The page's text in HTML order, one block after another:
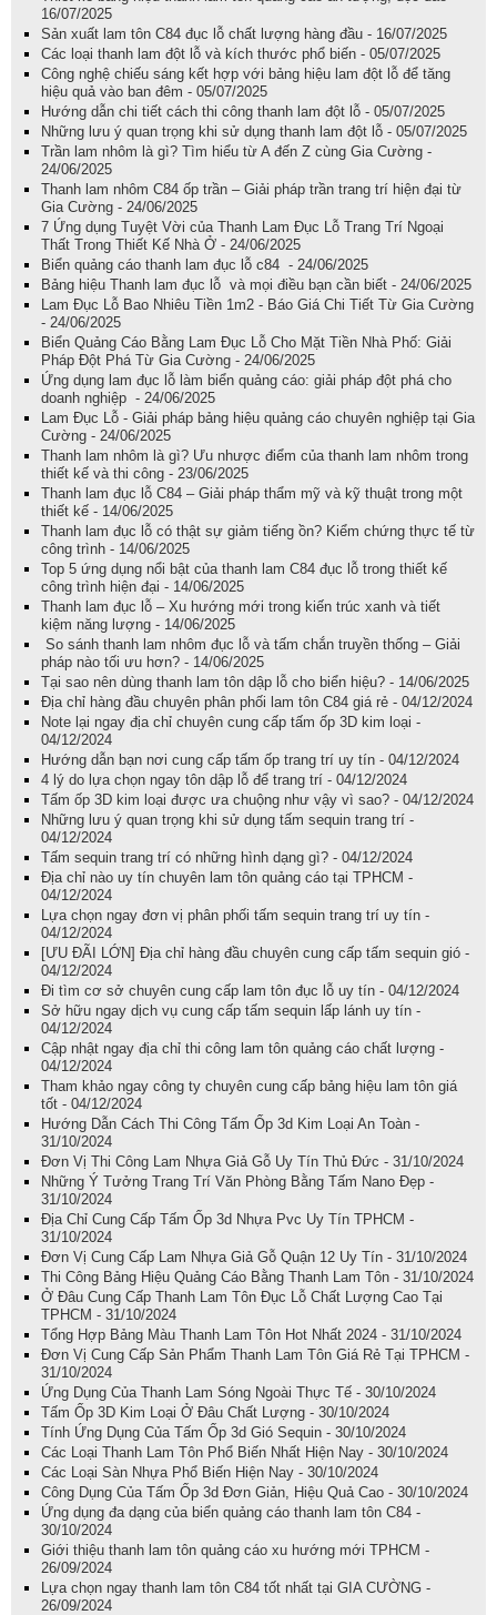
16/07/2025
Sản xuất lam tôn C84 đục lỗ chất lượng hàng đầu - 16/07/2025
Các loại thanh lam đột lỗ và kích thước phổ biến - 05/07/2025
Công nghệ chiếu sáng kết hợp với bảng hiệu lam đột lỗ để tăng
hiệu quả vào ban đêm - 05/07/2025
Hướng dẫn chi tiết cách thi công thanh lam đột lỗ - 05/07/2025
Những lưu ý quan trọng khi sử dụng thanh lam đột lỗ - 05/07/2025
Trần lam nhôm là gì? Tìm hiểu từ A đến Z cùng Gia Cường -
24/06/2025
Thanh lam nhôm C84 ốp trần – Giải pháp trần trang trí hiện đại từ
Gia Cường - 24/06/2025
7 Ứng dụng Tuyệt Vời của Thanh Lam Đục Lỗ Trang Trí Ngoại
Thất Trong Thiết Kế Nhà Ở - 24/06/2025
Biển quảng cáo thanh lam đục lỗ c84 - 24/06/2025
Bảng hiệu Thanh lam đục lỗ và mọi điều bạn cần biết - 24/06/2025
Lam Đục Lỗ Bao Nhiêu Tiền 1m2 - Báo Giá Chi Tiết Từ Gia Cường
- 24/06/2025
Biển Quảng Cáo Bằng Lam Đục Lỗ Cho Mặt Tiền Nhà Phố: Giải
Pháp Đột Phá Từ Gia Cường - 24/06/2025
Ứng dụng lam đục lỗ làm biển quảng cáo: giải pháp đột phá cho
doanh nghiệp - 24/06/2025
Lam Đục Lỗ - Giải pháp bảng hiệu quảng cáo chuyên nghiệp tại Gia
Cường - 24/06/2025
Thanh lam nhôm là gì? Ưu nhược điểm của thanh lam nhôm trong
thiết kế và thi công - 23/06/2025
Thanh lam đục lỗ C84 – Giải pháp thẩm mỹ và kỹ thuật trong một
thiết kế - 14/06/2025
Thanh lam đục lỗ có thật sự giảm tiếng ồn? Kiểm chứng thực tế từ
công trình - 14/06/2025
Top 5 ứng dụng nổi bật của thanh lam C84 đục lỗ trong thiết kế
công trình hiện đại - 14/06/2025
Thanh lam đục lỗ – Xu hướng mới trong kiến trúc xanh và tiết
kiệm năng lượng - 14/06/2025
So sánh thanh lam nhôm đục lỗ và tấm chắn truyền thống – Giải
pháp nào tối ưu hơn? - 14/06/2025
Tại sao nên dùng thanh lam tôn dập lỗ cho biển hiệu? - 14/06/2025
Địa chỉ hàng đầu chuyên phân phối lam tôn C84 giá rẻ - 04/12/2024
Note lại ngay địa chỉ chuyên cung cấp tấm ốp 3D kim loại -
04/12/2024
Hướng dẫn bạn nơi cung cấp tấm ốp trang trí uy tín - 04/12/2024
4 lý do lựa chọn ngay tôn dập lỗ để trang trí - 04/12/2024
Tấm ốp 3D kim loại được ưa chuộng như vậy vì sao? - 04/12/2024
Những lưu ý quan trọng khi sử dụng tấm sequin trang trí -
04/12/2024
Tấm sequin trang trí có những hình dạng gì? - 04/12/2024
Địa chỉ nào uy tín chuyên lam tôn quảng cáo tại TPHCM -
04/12/2024
Lựa chọn ngay đơn vị phân phối tấm sequin trang trí uy tín -
04/12/2024
[ƯU ĐÃI LỚN] Địa chỉ hàng đầu chuyên cung cấp tấm sequin gió -
04/12/2024
Đi tìm cơ sở chuyên cung cấp lam tôn đục lỗ uy tín - 04/12/2024
Sở hữu ngay dịch vụ cung cấp tấm sequin lấp lánh uy tín -
04/12/2024
Cập nhật ngay địa chỉ thi công lam tôn quảng cáo chất lượng -
04/12/2024
Tham khảo ngay công ty chuyên cung cấp bảng hiệu lam tôn giá
tốt - 04/12/2024
Hướng Dẫn Cách Thi Công Tấm Ốp 3d Kim Loại An Toàn -
31/10/2024
Đơn Vị Thi Công Lam Nhựa Giả Gỗ Uy Tín Thủ Đức - 31/10/2024
Những Ý Tưởng Trang Trí Văn Phòng Bằng Tấm Nano Đẹp -
31/10/2024
Địa Chỉ Cung Cấp Tấm Ốp 3d Nhựa Pvc Uy Tín TPHCM -
31/10/2024
Đơn Vị Cung Cấp Lam Nhựa Giả Gỗ Quận 12 Uy Tín - 31/10/2024
Thi Công Bảng Hiệu Quảng Cáo Bằng Thanh Lam Tôn - 31/10/2024
Ở Đâu Cung Cấp Thanh Lam Tôn Đục Lỗ Chất Lượng Cao Tại
TPHCM - 31/10/2024
Tổng Hợp Bảng Màu Thanh Lam Tôn Hot Nhất 2024 - 31/10/2024
Đơn Vị Cung Cấp Sản Phẩm Thanh Lam Tôn Giá Rẻ Tại TPHCM -
31/10/2024
Ứng Dụng Của Thanh Lam Sóng Ngoài Thực Tế - 30/10/2024
Tấm Ốp 3D Kim Loại Ở Đâu Chất Lượng - 30/10/2024
Tính Ứng Dụng Của Tấm Ốp 3d Gió Sequin - 30/10/2024
Các Loại Thanh Lam Tôn Phổ Biến Nhất Hiện Nay - 30/10/2024
Các Loại Sàn Nhựa Phổ Biến Hiện Nay - 30/10/2024
Công Dụng Của Tấm Ốp 3d Đơn Giản, Hiệu Quả Cao - 30/10/2024
Ứng dụng đa dạng của biển quảng cáo thanh lam tôn C84 -
30/10/2024
Giới thiệu thanh lam tôn quảng cáo xu hướng mới TPHCM -
26/09/2024
Lựa chọn ngay thanh lam tôn C84 tốt nhất tại GIA CƯỜNG -
26/09/2024